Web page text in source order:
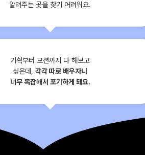
알려주는 곳을 찾기 어려워요.
기획부터 모션까지 다 해보고
싶은데, 각각 따로 배우자니
너무 복잡해서 포기하게 돼요.